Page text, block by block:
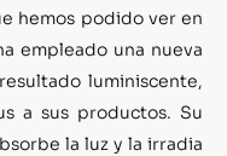
hemos podido ver en
empleado una nueva
luminiscente,
a sus productos. Su
la luz y la irradia